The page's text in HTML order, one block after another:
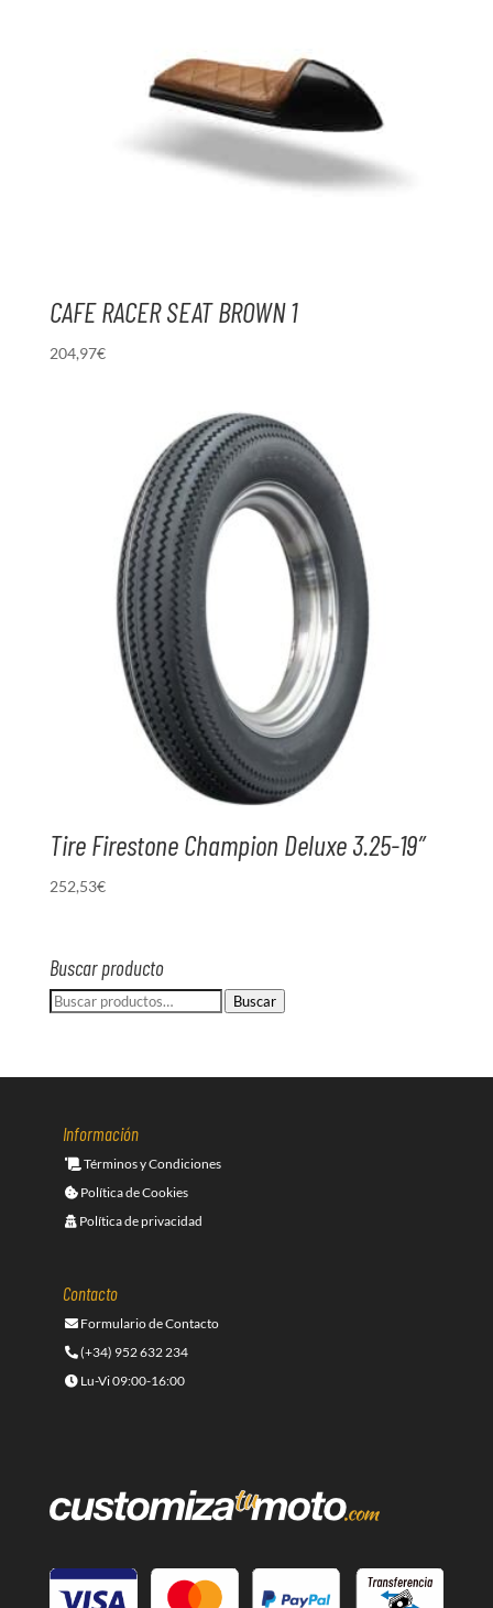
CAFE RACER SEAT BROWN 1
204,97€
Tire Firestone Champion Deluxe 3.25-19″
252,53€
Buscar producto
Buscar
Buscar
Información
Términos y Condiciones
Política de Cookies
Política de privacidad
Contacto
Formulario de Contacto
(+34) 952 632 234
Lu-Vi 09:00-16:00